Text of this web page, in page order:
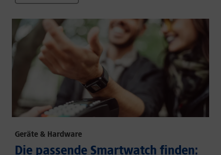
Geräte & Hardware
Die passende Smartwatch finden: